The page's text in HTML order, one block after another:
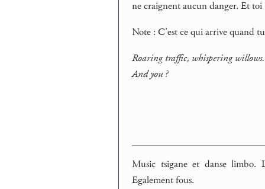
ne craignent aucun danger. Et toi
Note : C’est ce qui arrive quand
Roaring traffic, whispering
And you ?
Music tsigane et danse limbo.
Egalement fous.